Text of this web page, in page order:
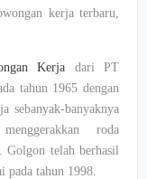
kerja terbaru,
Kerja dari PT
tahun 1965 dengan
sebanyak-banyaknya
roda
Golgon telah berhasil
pada tahun 1998.